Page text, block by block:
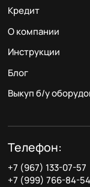
Кредит
О компании
Инструкции
Блог
Выкуп б/у
Телефон:
+7 (967) 133-07-57
+7 (999) 766-84-54